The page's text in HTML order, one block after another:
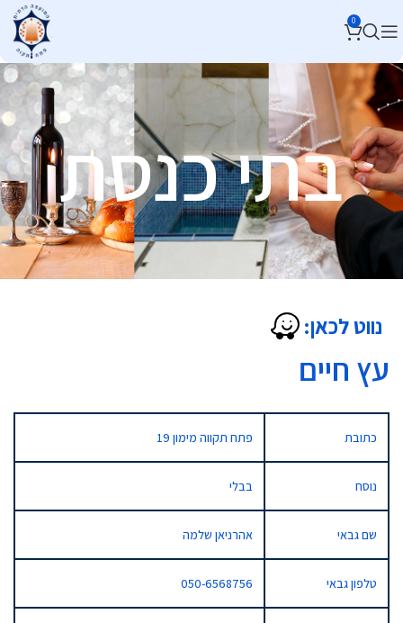
0
בתי כנסת
נווט לכאן:
עץ חיים
כתובת פתח תקווה מימון 19
נוסח בבלי
שם גבאי אהרניאן שלמה
טלפון גבאי 050-6568756